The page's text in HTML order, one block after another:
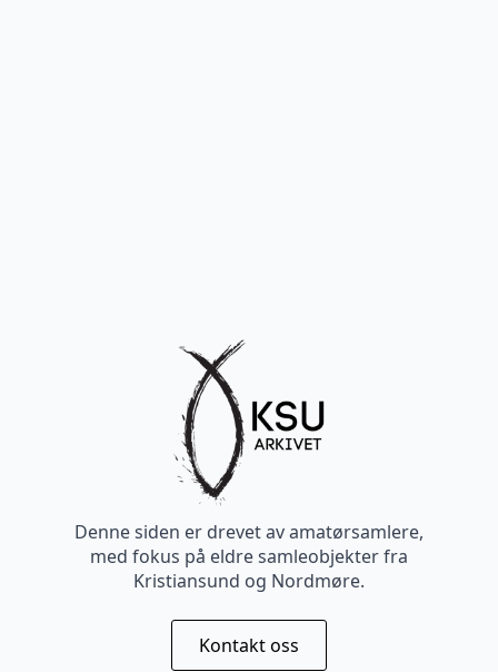
Denne siden er drevet av amatørsamlere,
med fokus på eldre samleobjekter fra
Kristiansund og Nordmøre.
Kontakt oss